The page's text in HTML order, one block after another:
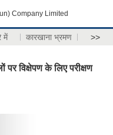
Company Limited
में कारखाना भ्रमण >>
विक्षेपण के लिए परीक्षण